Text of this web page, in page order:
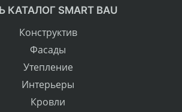
КАТАЛОГ SMART BAU
Конструктив
Фасады
Утепление
Интерьеры
Кровли